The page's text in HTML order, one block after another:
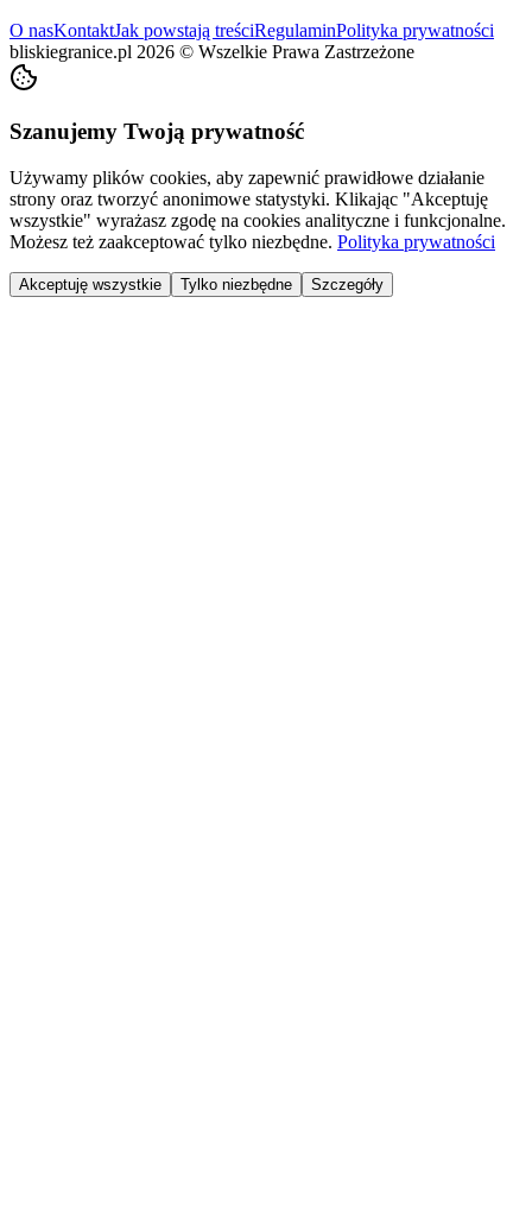
O nasKontaktJak powstają treściRegulaminPolityka prywatności
bliskiegranice.pl 2026 © Wszelkie Prawa Zastrzeżone
Szanujemy Twoją prywatność
Używamy plików cookies, aby zapewnić prawidłowe działanie
strony oraz tworzyć anonimowe statystyki. Klikając "Akceptuję
wszystkie" wyrażasz zgodę na cookies analityczne i funkcjonalne.
Możesz też zaakceptować tylko niezbędne. Polityka prywatności
Akceptuję wszystkie Tylko niezbędne Szczegóły